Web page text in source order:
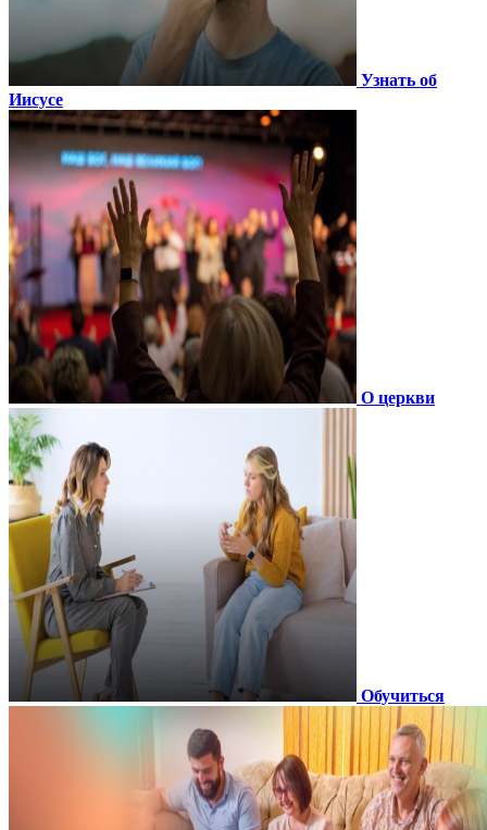
Узнать об
Иисусе
О церкви
Обучиться